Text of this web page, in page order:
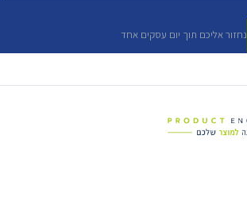
נחזור אליכם תוך יום עסקים אחד